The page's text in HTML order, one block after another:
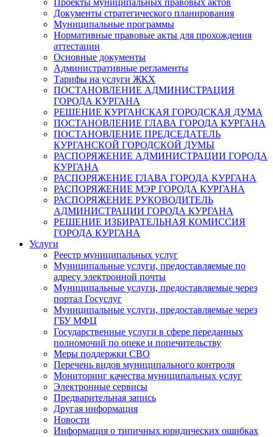
Проекты муниципальных правовых актов
Документы стратегического планирования
Муниципальные программы
Нормативные правовые акты для прохождения
аттестации
Основные документы
Административные регламенты
Тарифы на услуги ЖКХ
ПОСТАНОВЛЕНИЕ АДМИНИСТРАЦИЯ
ГОРОДА КУРГАНА
РЕШЕНИЕ КУРГАНСКАЯ ГОРОДСКАЯ ДУМА
ПОСТАНОВЛЕНИЕ ГЛАВА ГОРОДА КУРГАНА
ПОСТАНОВЛЕНИЕ ПРЕДСЕДАТЕЛЬ
КУРГАНСКОЙ ГОРОДСКОЙ ДУМЫ
РАСПОРЯЖЕНИЕ АДМИНИСТРАЦИИ ГОРОДА
КУРГАНА
РАСПОРЯЖЕНИЕ ГЛАВА ГОРОДА КУРГАНА
РАСПОРЯЖЕНИЕ МЭР ГОРОДА КУРГАНА
РАСПОРЯЖЕНИЕ РУКОВОДИТЕЛЬ
АДМИНИСТРАЦИИ ГОРОДА КУРГАНА
РЕШЕНИЕ ИЗБИРАТЕЛЬНАЯ КОМИССИЯ
ГОРОДА КУРГАНА
Услуги
Реестр муниципальных услуг
Муниципальные услуги, предоставляемые по
адресу электронной почты
Муниципальные услуги, предоставляемые через
портал Госуслуг
Муниципальные услуги, предоставляемые через
ГБУ МФЦ
Государственные услуги в сфере переданных
полномочий по опеке и попечительству
Меры поддержки СВО
Перечень видов муниципального контроля
Мониторинг качества муниципальных услуг
Электронные сервисы
Предварительная запись
Другая информация
Новости
Информация о типичных юридических ошибках